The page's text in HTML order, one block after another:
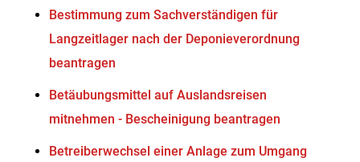
Bestimmung zum Sachverständigen für
Langzeitlager nach der Deponieverordnung
beantragen
Betäubungsmittel auf Auslandsreisen
mitnehmen - Bescheinigung beantragen
Betreiberwechsel einer Anlage zum Umgang